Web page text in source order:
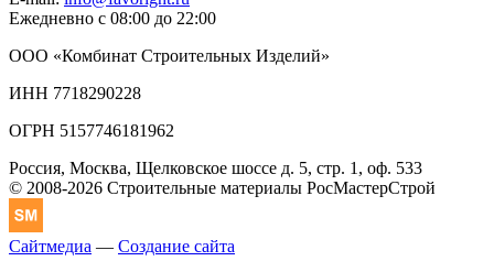
Ежедневно с 08:00 до 22:00
ООО «Комбинат Строительных Изделий»
ИНН 7718290228
ОГРН 5157746181962
Россия, Москва, Щелковское шоссе д. 5, стр. 1, оф. 533
© 2008-2026 Строительные материалы РосМастерСтрой
Сайтмедиа — Создание сайта